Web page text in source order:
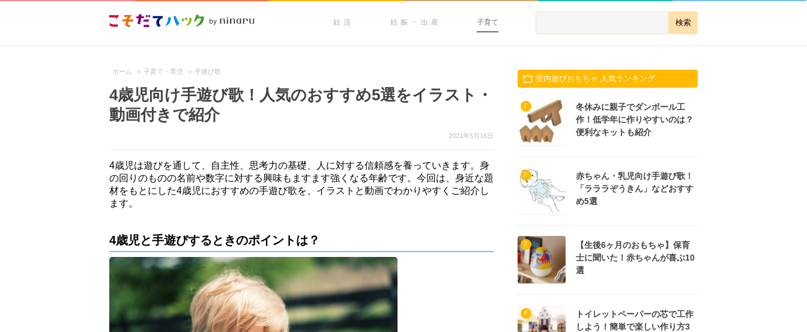
妊活 妊娠・出産 子育て
ホーム > 子育て・育児 > 手遊び歌
4歳児向け手遊び歌！人気のおすすめ5選をイラスト・
動画付きで紹介
2021年5月16日
4歳児は遊びを通して、自主性、思考力の基礎、人に対する信頼感を養っていきます。身
の回りのものの名前や数字に対する興味もますます強くなる年齢です。今回は、身近な題
材をもとにした4歳児におすすめの手遊び歌を、イラストと動画でわかりやすくご紹介し
ます。
4歳児と手遊びするときのポイントは？
室内遊びおもちゃ 人気ランキング
1
冬休みに親子でダンボール工
作！低学年に作りやすいのは？
便利なキットも紹介
2
赤ちゃん・乳児向け手遊び歌！
「ラララぞうきん」などおすす
め5選
3
【生後6ヶ月のおもちゃ】保育
士に聞いた！赤ちゃんが喜ぶ10
選
4
トイレットペーパーの芯で工作
しよう！簡単で楽しい作り方3